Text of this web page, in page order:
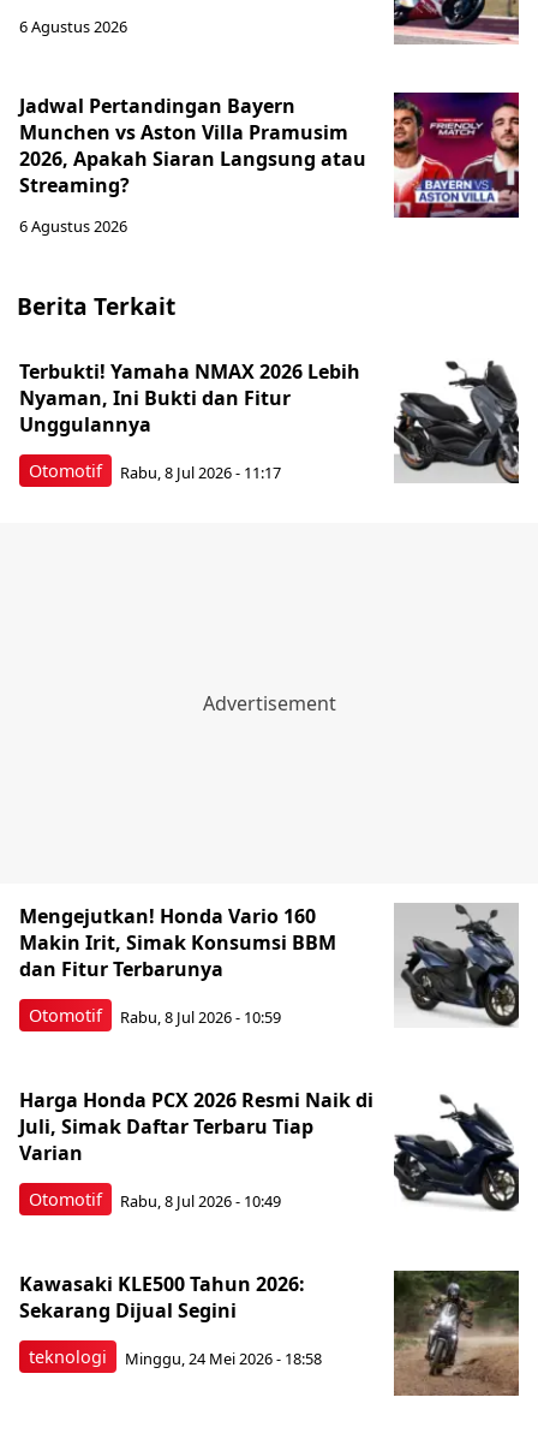
6 Agustus 2026
Jadwal Pertandingan Bayern
Munchen vs Aston Villa Pramusim
2026, Apakah Siaran Langsung atau
Streaming?
6 Agustus 2026
Berita Terkait
Otomotif
Terbukti! Yamaha NMAX 2026 Lebih
Nyaman, Ini Bukti dan Fitur
Unggulannya
Rabu, 8 Jul 2026 - 11:17
Otomotif
Mengejutkan! Honda Vario 160
Makin Irit, Simak Konsumsi BBM
dan Fitur Terbarunya
Rabu, 8 Jul 2026 - 10:59
Otomotif
Harga Honda PCX 2026 Resmi Naik di
Juli, Simak Daftar Terbaru Tiap
Varian
Rabu, 8 Jul 2026 - 10:49
teknologi
Kawasaki KLE500 Tahun 2026:
Sekarang Dijual Segini
Minggu, 24 Mei 2026 - 18:58